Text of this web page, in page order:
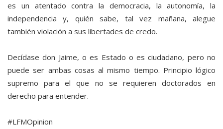
es un atentado contra la democracia, la autonomía, la
independencia y, quién sabe, tal vez mañana, alegue
también violación a sus libertades de credo.
Decídase don Jaime, o es Estado o es ciudadano, pero no
puede ser ambas cosas al mismo tiempo. Principio lógico
supremo para el que no se requieren doctorados en
derecho para entender.
#LFMOpinion